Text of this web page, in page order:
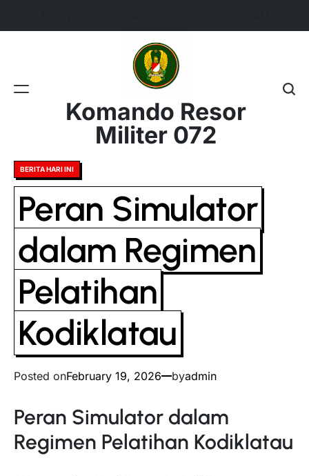
Komando Resor
Militer 072
Posted
in
BERITA HARI INI
Peran Simulator
dalam Regimen
Pelatihan
Kodiklatau
Posted onFebruary 19, 2026 byadmin
Peran Simulator dalam
Regimen Pelatihan Kodiklatau